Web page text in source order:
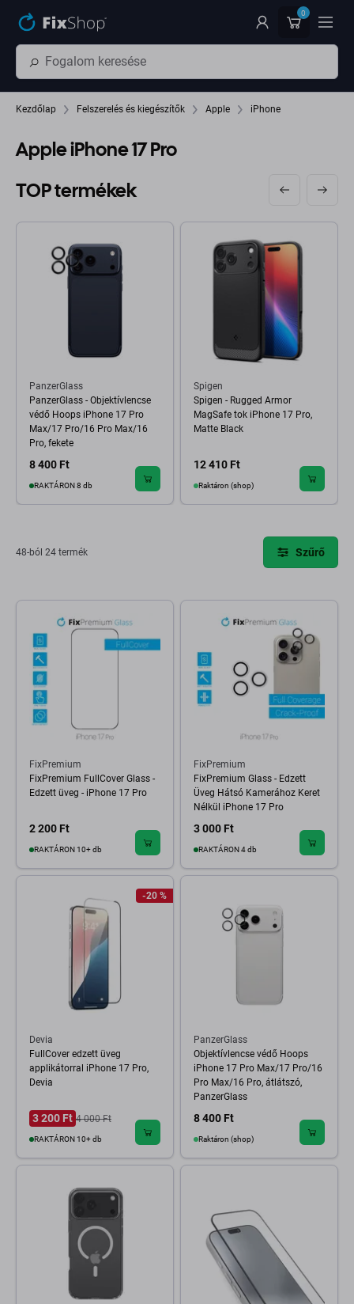
0
Kezdőlap Felszerelés és kiegészítők Apple iPhone
Apple iPhone 17 Pro
TOP termékek
PanzerGlass
PanzerGlass - Objektívlencse
védő Hoops iPhone 17 Pro
Max/17 Pro/16 Pro Max/16
Pro, fekete
8 400 Ft
RAKTÁRON 8 db
Spigen
Spigen - Rugged Armor
MagSafe tok iPhone 17 Pro,
Matte Black
12 410 Ft
Raktáron (shop)
48-ból 24 termék Szűrő
FixPremium
FixPremium FullCover Glass -
Edzett üveg - iPhone 17 Pro
2 200 Ft
RAKTÁRON 10+ db
FixPremium
FixPremium Glass - Edzett
Üveg Hátsó Kamerához Keret
Nélkül iPhone 17 Pro
3 000 Ft
RAKTÁRON 4 db
-20 %
Devia
FullCover edzett üveg
applikátorral iPhone 17 Pro,
Devia
3 200 Ft 4 000 Ft
RAKTÁRON 10+ db
PanzerGlass
Objektívlencse védő Hoops
iPhone 17 Pro Max/17 Pro/16
Pro Max/16 Pro, átlátszó,
PanzerGlass
8 400 Ft
Raktáron (shop)